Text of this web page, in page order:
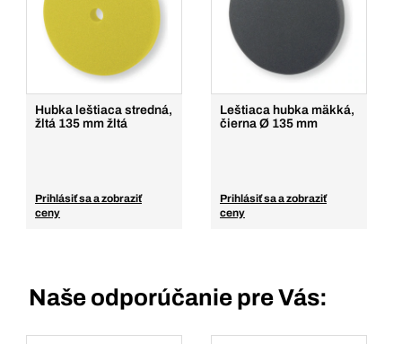
Hubka leštiaca stredná,
žltá 135 mm žltá
Prihlásiť sa a zobraziť
ceny
Leštiaca hubka mäkká,
čierna Ø 135 mm
Prihlásiť sa a zobraziť
ceny
Naše odporúčanie pre Vás: